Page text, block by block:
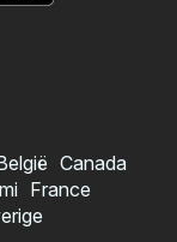
Canada
France